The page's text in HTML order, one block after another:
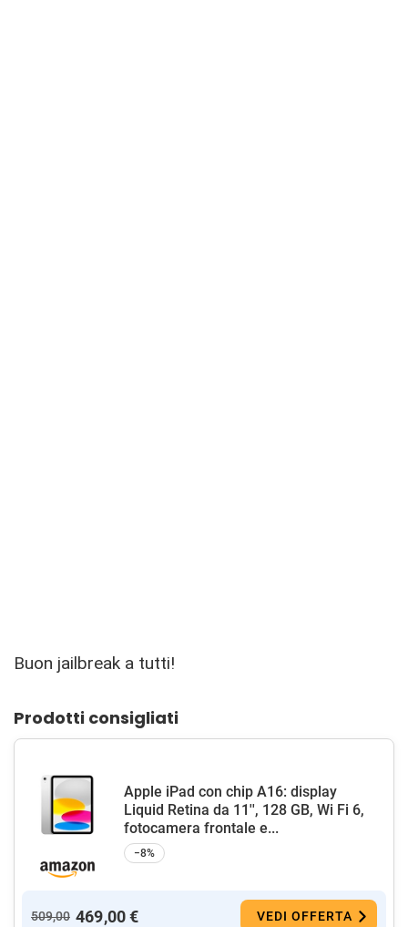
Buon jailbreak a tutti!
Prodotti consigliati
Apple iPad con chip A16: display
Liquid Retina da 11'', 128 GB, Wi Fi 6,
fotocamera frontale e...
−8%
509,00 469,00 € VEDI OFFERTA